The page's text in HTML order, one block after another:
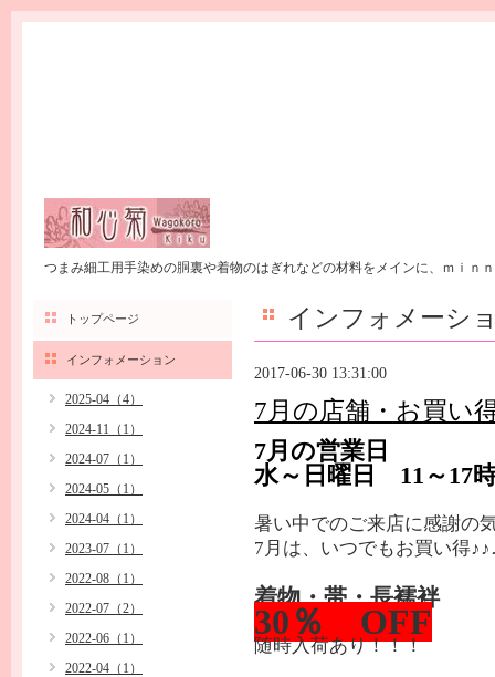
つまみ細工用手染めの胴裏や着物のはぎれなどの材料をメインに、ｍｉｎ
インフォメーシ
2017-06-30 13:31:00
7月の店舗・お買い
7月の営業日
水～日曜日 11～17
暑い中でのご来店に感謝の
7月は、いつでもお買い得
着物・帯・長襦袢
30％ OFF
随時入荷あり！！！
トップページ
インフォメーション
2025-04（4）
2024-11（1）
2024-07（1）
2024-05（1）
2024-04（1）
2023-07（1）
2022-08（1）
2022-07（2）
2022-06（1）
2022-04（1）